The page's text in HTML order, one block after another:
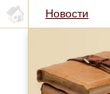
Новости